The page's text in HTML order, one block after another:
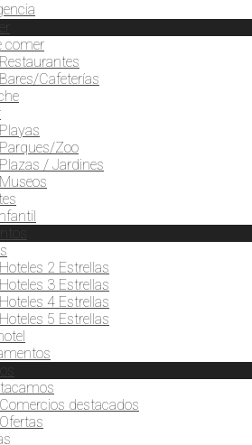
comer
Restaurantes
Bares/Cafeterías
Playas
Parques/Zoo
Plazas / Jardines
Museos
Hoteles 2 Estrellas
Hoteles 3 Estrellas
Hoteles 4 Estrellas
Hoteles 5 Estrellas
Comercios destacados
Ofertas